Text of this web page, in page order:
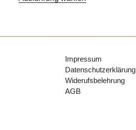
Impressum
Datenschutzerklärung
Widerufsbelehrung
AGB